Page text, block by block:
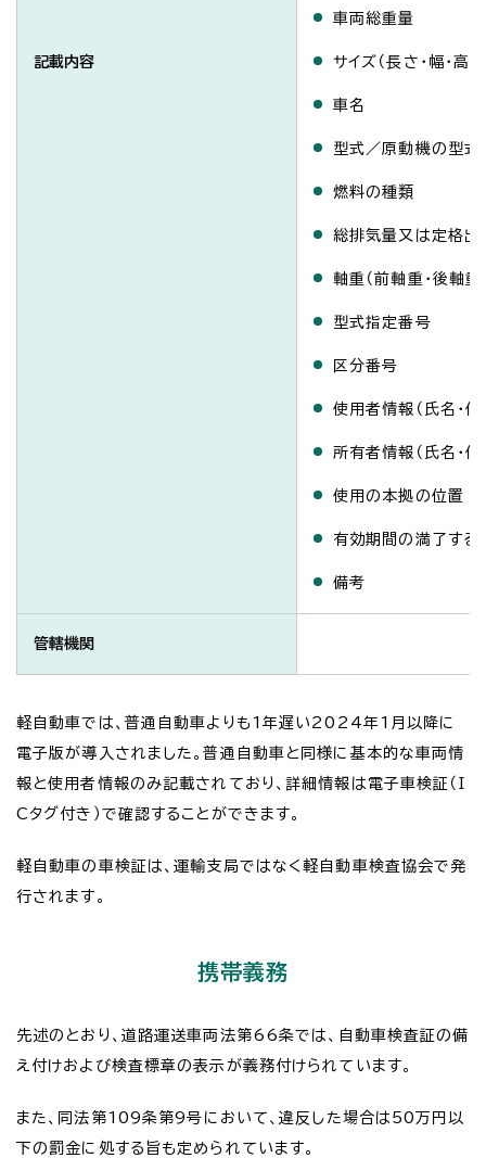
記載内容
車両総重量
サイズ（長さ・幅・高さ
車名
型式／原動機の型式
燃料の種類
総排気量又は定格出
軸重（前軸重・後軸重
型式指定番号
区分番号
使用者情報（氏名・住
所有者情報（氏名・住
使用の本拠の位置
有効期間の満了する
備考
管轄機関
軽自動車では、普通自動車よりも1年遅い2024年1月以降に
電子版が導入されました。普通自動車と同様に基本的な車両情
報と使用者情報のみ記載されており、詳細情報は電子車検証（I
Cタグ付き）で確認することができます。
軽自動車の車検証は、運輸支局ではなく軽自動車検査協会で発
行されます。
携帯義務
先述のとおり、道路運送車両法第66条では、自動車検査証の備
え付けおよび検査標章の表示が義務付けられています。
また、同法第109条第9号において、違反した場合は50万円以
下の罰金に処する旨も定められています。